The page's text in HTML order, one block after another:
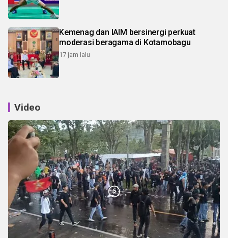
Kemenag dan IAIM bersinergi perkuat
moderasi beragama di Kotamobagu
17 jam lalu
Video